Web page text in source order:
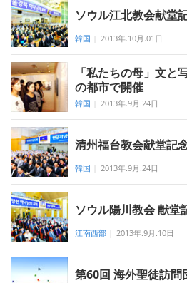
ソウル江北教会献堂
韓国 2013年.10月.01日
「私たちの母」文と
の都市で開催
韓国 2013年.9月.24日
清州福台教会献堂記
韓国 2013年.9月.24日
ソウル陽川教会 献堂
江南西部 2013年.9月.10日
第60回 海外聖徒訪問